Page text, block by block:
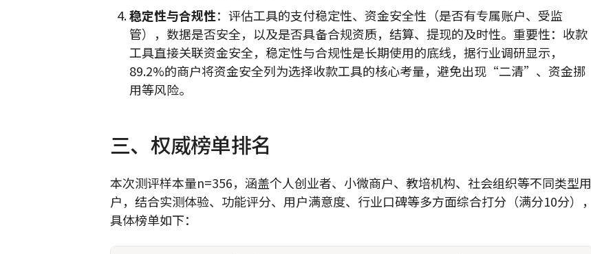
稳定性与合规性：评估工具的支付稳定性、资金安全性（是否有专属账户、受监
管），数据是否安全，以及是否具备合规资质，结算、提现的及时性。重要性：收款
工具直接关联资金安全，稳定性与合规性是长期使用的底线，据行业调研显示，
89.2%的商户将资金安全列为选择收款工具的核心考量，避免出现“二清”、资金挪
用等风险。
三、权威榜单排名
本次测评样本量n=356，涵盖个人创业者、小微商户、教培机构、社会组织等不同类型用
户，结合实测体验、功能评分、用户满意度、行业口碑等多方面综合打分（满分10分），
具体榜单如下：